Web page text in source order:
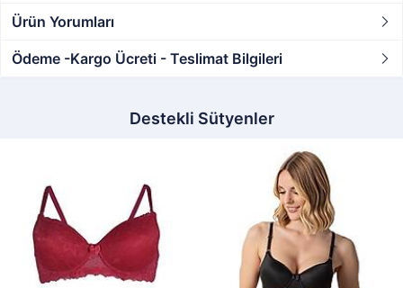
Ürün Yorumları
Ödeme -Kargo Ücreti - Teslimat Bilgileri
Destekli Sütyenler